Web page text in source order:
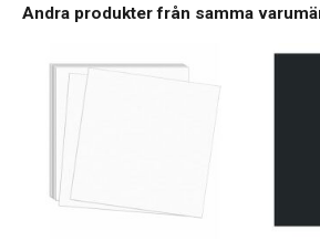
Andra produkter från samma